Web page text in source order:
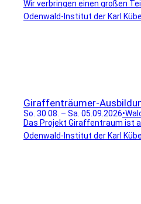
Wir verbringen einen großen
Odenwald-Institut der Karl
Giraffenträumer-
So. 30.08. – Sa. 05.09.2026•
Das Projekt Giraffentraum ist
Odenwald-Institut der Karl